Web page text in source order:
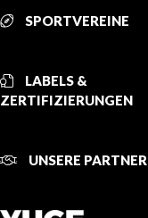
SPORTVEREINE
LABELS &
ZERTIFIZIERUNGEN
UNSERE PARTNER